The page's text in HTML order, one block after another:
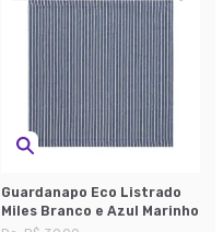
Guardanapo Eco Listrado
Miles Branco e Azul Marinho